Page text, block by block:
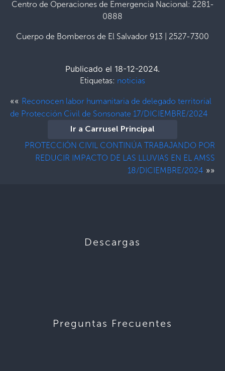
Centro de Operaciones de Emergencia Nacional: 2281-
0888
Cuerpo de Bomberos de El Salvador 913 | 2527-7300
Publicado el 18-12-2024.
Etiquetas: noticias
«« Reconocen labor humanitaria de delegado territorial
de Protección Civil de Sonsonate 17/DICIEMBRE/2024
Ir a Carrusel Principal
PROTECCIÓN CIVIL CONTINÚA TRABAJANDO POR
REDUCIR IMPACTO DE LAS LLUVIAS EN EL AMSS
18/DICIEMBRE/2024 »»
Descargas
Preguntas Frecuentes